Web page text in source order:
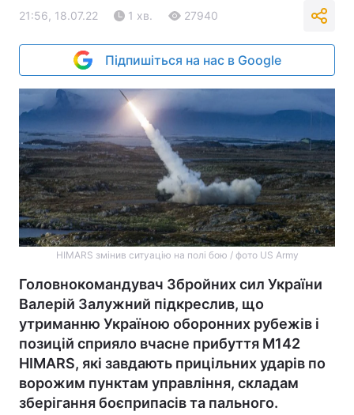
21:56, 18.07.22 1 хв. 27940
Підпишіться на нас в Google
HIMARS змінив ситуацію на полі бою / фото US Army
Головнокомандувач Збройних сил України
Валерій Залужний підкреслив, що
утриманню Україною оборонних рубежів і
позицій сприяло вчасне прибуття М142
HIMARS, які завдають прицільних ударів по
ворожим пунктам управління, складам
зберігання боєприпасів та пального.